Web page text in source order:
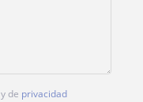
y de privacidad